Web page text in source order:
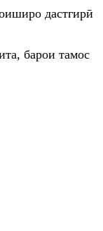
дастгирӣ
барои тамос